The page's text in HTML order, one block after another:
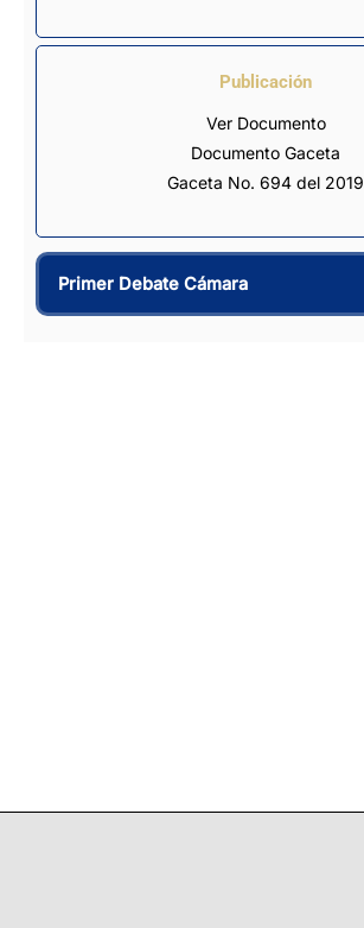
Publicación
Ver Documento
Documento Gaceta
Gaceta No. 694 del 2019
Primer Debate Cámara